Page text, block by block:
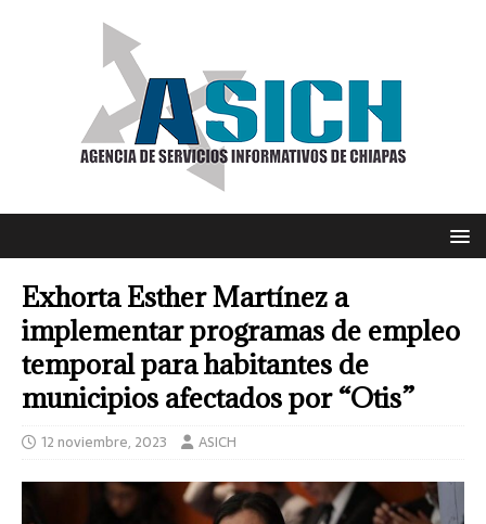
Exhorta Esther Martínez a
implementar programas de empleo
temporal para habitantes de
municipios afectados por “Otis”
12 noviembre, 2023 ASICH